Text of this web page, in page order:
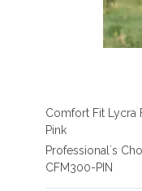
Comfort Fit Lycra
Pink
Professional´s
CFM300-PIN